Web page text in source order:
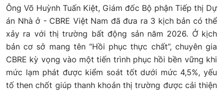
Ông Võ Huỳnh Tuấn Kiệt, Giám đốc Bộ phận Tiếp thị Dự
án Nhà ở - CBRE Việt Nam đã đưa ra 3 kịch bản có thể
xảy ra với thị trường bất động sản năm 2026. Ở kịch
bản cơ sở mang tên “Hồi phục thực chất”, chuyên gia
CBRE kỳ vọng vào một tiến trình phục hồi bền vững khi
mức lạm phát được kiểm soát tốt dưới mức 4,5%, yếu
tố then chốt giúp thanh khoản thị trường được cải thiện